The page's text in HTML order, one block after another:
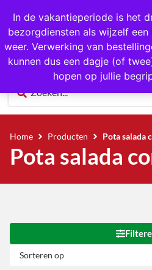
In de vakantieperiode is het
bezorgdiensten als wijzelf
weer. Verwerking van
kunnen dus een dagje (of
hopen op jullie
Gratis op te
Home Producten Pota salada
Pota salada